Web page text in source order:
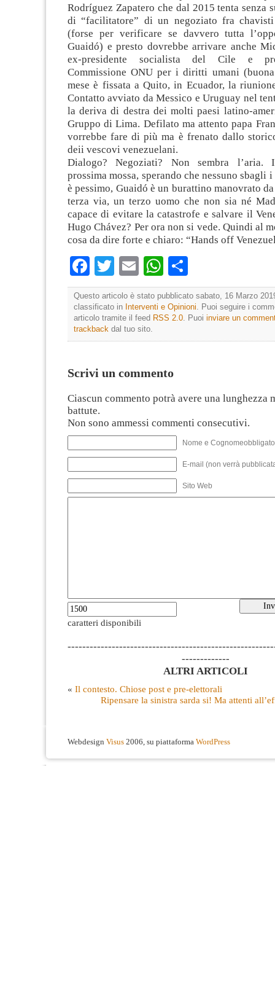
Rodríguez Zapatero che dal 2015 tenta senza
di “facilitatore” di un negoziato fra
(forse per verificare se davvero tutta
Guaidó) e presto dovrebbe arrivare anche
ex-presidente socialista del Cile e
Commissione ONU per i diritti umani
mese è fissata a Quito, in Ecuador, la
Contatto avviato da Messico e Uruguay nel
la deriva di destra dei molti paesi latino-
Gruppo di Lima. Defilato ma attento papa
vorrebbe fare di più ma è frenato dallo
deii vescovi venezuelani.
Dialogo? Negoziati? Non sembra l’aria.
prossima mossa, sperando che nessuno sbagli
è pessimo, Guaidó è un burattino manovrato da
terza via, un terzo uomo che non sia né
capace di evitare la catastrofe e salvare il
Hugo Chávez? Per ora non si vede. Quindi al
cosa da dire forte e chiaro: “Hands off
Facebook
TwitterEmailWhatsApp
Questo articolo è stato pubblicato sabato, 16 Marzo
classificato in Interventi e Opinioni . Puoi seguire i
articolo tramite il feed RSS 2.0 . Puoi inviare un
trackback dal tuo sito.
Scrivi un commento
Ciascun commento potrà avere una lunghezza
battute.
Non sono ammessi commenti consecutivi.
Nome e
E-mail (non verrà
Sito Web
caratteri disponibili
-------------
ALTRI ARTICOLI
« Il contesto. Chiose post e pre-elettorali
Ripensare la sinistra sarda si! Ma attenti
Webdesign Visus 2006, su piattaforma WordPress